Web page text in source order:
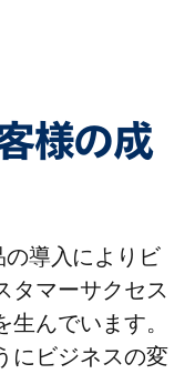
様の成
導入によりビ
タマーサクセス
んでいます。
にビジネスの変